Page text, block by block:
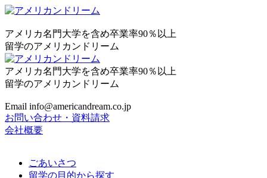
アメリカ名門大学を含め卒業率90％以上
留学のアメリカンドリーム
アメリカ名門大学を含め卒業率90％以上
留学のアメリカンドリーム
Email info@americandream.co.jp
お問い合わせ・資料請求
会社概要
ごあいさつ
留学の目的から探す